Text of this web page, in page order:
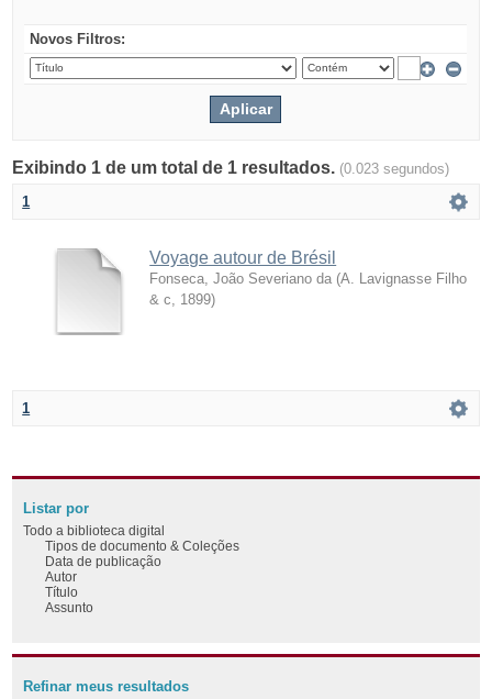
Novos Filtros:
Exibindo 1 de um total de 1 resultados. (0.023 segundos)
1
Voyage autour de Brésil
Fonseca, João Severiano da (A. Lavignasse Filho
& c
1899)
1
Listar por
Todo a biblioteca digital
Tipos de documento & Coleções
Data de publicação
Autor
Título
Assunto
Refinar meus resultados